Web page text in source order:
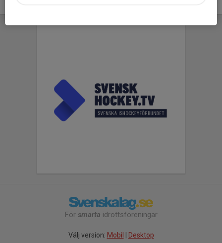
För smarta idrottsföreningar
Välj version: Mobil Desktop